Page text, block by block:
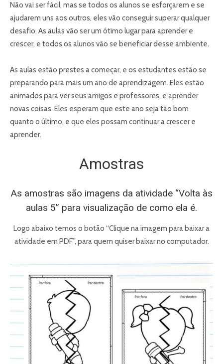
Não vai ser fácil, mas se todos os alunos se esforçarem e se
ajudarem uns aos outros, eles vão conseguir superar qualquer
desafio. As aulas vão ser um ótimo lugar para aprender e
crescer, e todos os alunos vão se beneficiar desse ambiente.
As aulas estão prestes a começar, e os estudantes estão se
preparando para mais um ano de aprendizagem. Eles estão
animados para ver seus amigos e professores, e aprender
novas coisas. Eles esperam que este ano seja tão bom
quanto o último, e que eles possam continuar a crescer e
aprender.
Amostras
As amostras são imagens da atividade “Volta às
aulas 5” para visualização de como ela é.
Logo abaixo temos o botão “Clique na imagem para baixar a
atividade em PDF”, para quem quiser baixar no computador.